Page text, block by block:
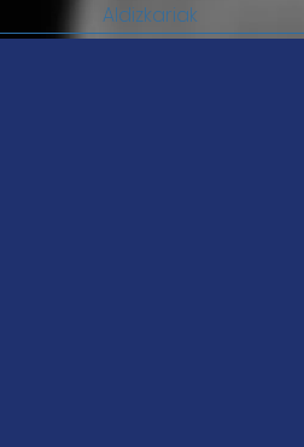
Aldizkariak